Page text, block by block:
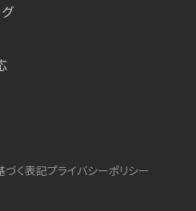
づく表記プライバシーポリシー